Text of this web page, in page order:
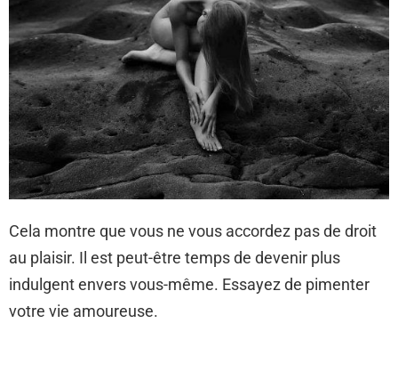
Cela montre que vous ne vous accordez pas de droit
au plaisir. Il est peut-être temps de devenir plus
indulgent envers vous-même. Essayez de pimenter
votre vie amoureuse.